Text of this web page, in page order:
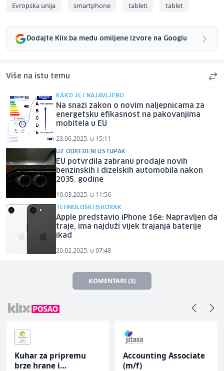
Evropska unija smartphone tableti tablet
Dodajte Klix.ba među omiljene izvore na Googlu
Više na istu temu
KAKO JE I NAJAVLJENO
Na snazi zakon o novim naljepnicama za
energetsku efikasnost na pakovanjima
mobitela u EU
23.06.2025. u 15:11
UZ ODREĐENI USTUPAK
EU potvrdila zabranu prodaje novih
benzinskih i dizelskih automobila nakon
2035. godine
10.03.2025. u 11:56
TEHNOLOŠKI ISKORAK
Apple predstavio iPhone 16e: Napravljen da
traje, ima najduži vijek trajanja baterije
ikad
20.02.2025. u 07:48
KOMENTARI (3)
Kuhar za pripremu
brze hrane i
Accounting Associate
(m/f)